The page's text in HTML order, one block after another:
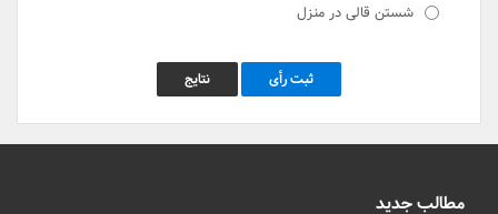
شستن قالی در منزل
ثبت رأی نتایج
مطالب جدید